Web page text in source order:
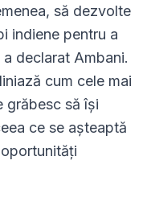
să dezvolte
indiene pentru a
declarat Ambani.
cum cele mai
grăbesc să își
ce se așteaptă